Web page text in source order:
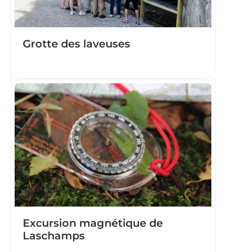
Grotte des laveuses
Excursion magnétique de
Laschamps